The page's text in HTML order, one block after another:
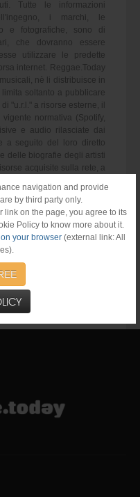
navigation and provide
by third party only.
link on the page, you agree to its
Policy to know more about it.
your browser(external link: All
Tutte le informazioni
i marchi, le
e fotografiche, sono di
che dovranno essere
utilizzare le predette
internet. Reggae.Today
nè li distribuisce in
soltanto a pubblicare
"u.r.l." a risorse esterne, il
normativa (Spotify,
e audio rilasciate dai
a seguito del loro diretto
delle biografie degli artisti
acquisite sulla rete, a
Tutte le informazioni e i
Reggae.Today sono
Qualsiasi altro
Reggae.Today non lo
in forma scritta.
Tutti i diritti sono